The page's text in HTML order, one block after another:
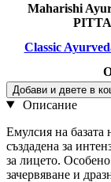
Maharishi
PITTA
Classic
Добави и двете в
Описание
Емулсия на базата
създадена за
за лицето.
зачервяване и